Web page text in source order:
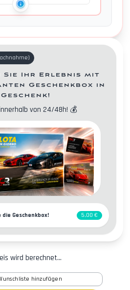
hinzufügen
wird berechnet...
)
Sie Ihr Erlebnis mit
Geschenkbox in
von 24/48h! 💰
Geschenkbox! 5,00 €